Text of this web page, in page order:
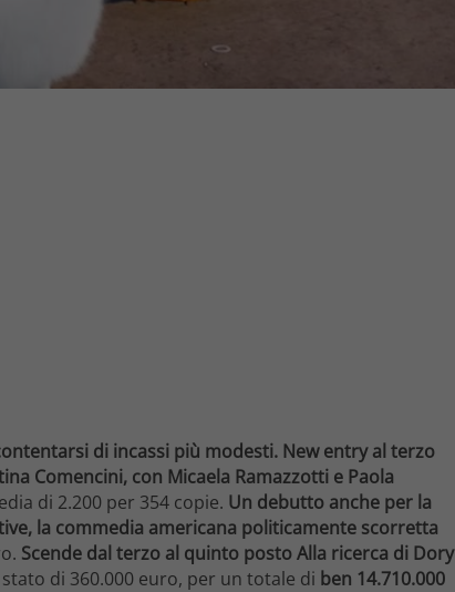
di incassi più modesti. New entry al terzo
Comencini, con Micaela Ramazzotti e Paola
di 2.200 per 354 copie. Un debutto anche per la
la commedia americana politicamente scorretta
Scende dal terzo al quinto posto Alla ricerca di Dory
di 360.000 euro, per un totale di ben 14.710.000